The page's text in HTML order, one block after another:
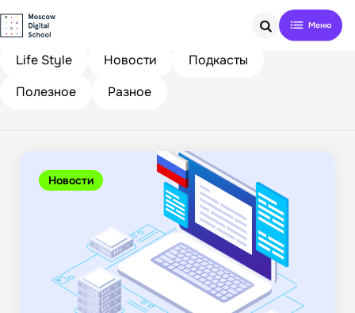
Search
Life Style
Новости
Подкасты
Полезное
Разное
Новости